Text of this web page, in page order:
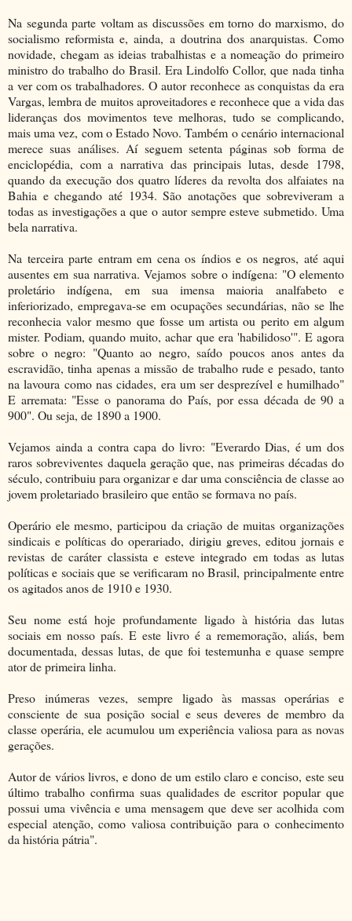
Na segunda parte voltam as discussões em torno do marxismo, do
socialismo reformista e, ainda, a doutrina dos anarquistas. Como
novidade, chegam as ideias trabalhistas e a nomeação do primeiro
ministro do trabalho do Brasil. Era Lindolfo Collor, que nada tinha
a ver com os trabalhadores. O autor reconhece as conquistas da era
Vargas, lembra de muitos aproveitadores e reconhece que a vida das
lideranças dos movimentos teve melhoras, tudo se complicando,
mais uma vez, com o Estado Novo. Também o cenário internacional
merece suas análises. Aí seguem setenta páginas sob forma de
enciclopédia, com a narrativa das principais lutas, desde 1798,
quando da execução dos quatro líderes da revolta dos alfaiates na
Bahia e chegando até 1934. São anotações que sobreviveram a
todas as investigações a que o autor sempre esteve submetido. Uma
bela narrativa.
Na terceira parte entram em cena os índios e os negros, até aqui
ausentes em sua narrativa. Vejamos sobre o indígena: "O elemento
proletário indígena, em sua imensa maioria analfabeto e
inferiorizado, empregava-se em ocupações secundárias, não se lhe
reconhecia valor mesmo que fosse um artista ou perito em algum
mister. Podiam, quando muito, achar que era 'habilidoso'". E agora
sobre o negro: "Quanto ao negro, saído poucos anos antes da
escravidão, tinha apenas a missão de trabalho rude e pesado, tanto
na lavoura como nas cidades, era um ser desprezível e humilhado"
E arremata: "Esse o panorama do País, por essa década de 90 a
900". Ou seja, de 1890 a 1900.
Vejamos ainda a contra capa do livro: "Everardo Dias, é um dos
raros sobreviventes daquela geração que, nas primeiras décadas do
século, contribuiu para organizar e dar uma consciência de classe ao
jovem proletariado brasileiro que então se formava no país.
Operário ele mesmo, participou da criação de muitas organizações
sindicais e políticas do operariado, dirigiu greves, editou jornais e
revistas de caráter classista e esteve integrado em todas as lutas
políticas e sociais que se verificaram no Brasil, principalmente entre
os agitados anos de 1910 e 1930.
Seu nome está hoje profundamente ligado à história das lutas
sociais em nosso país. E este livro é a rememoração, aliás, bem
documentada, dessas lutas, de que foi testemunha e quase sempre
ator de primeira linha.
Preso inúmeras vezes, sempre ligado às massas operárias e
consciente de sua posição social e seus deveres de membro da
classe operária, ele acumulou um experiência valiosa para as novas
gerações.
Autor de vários livros, e dono de um estilo claro e conciso, este seu
último trabalho confirma suas qualidades de escritor popular que
possui uma vivência e uma mensagem que deve ser acolhida com
especial atenção, como valiosa contribuição para o conhecimento
da história pátria".